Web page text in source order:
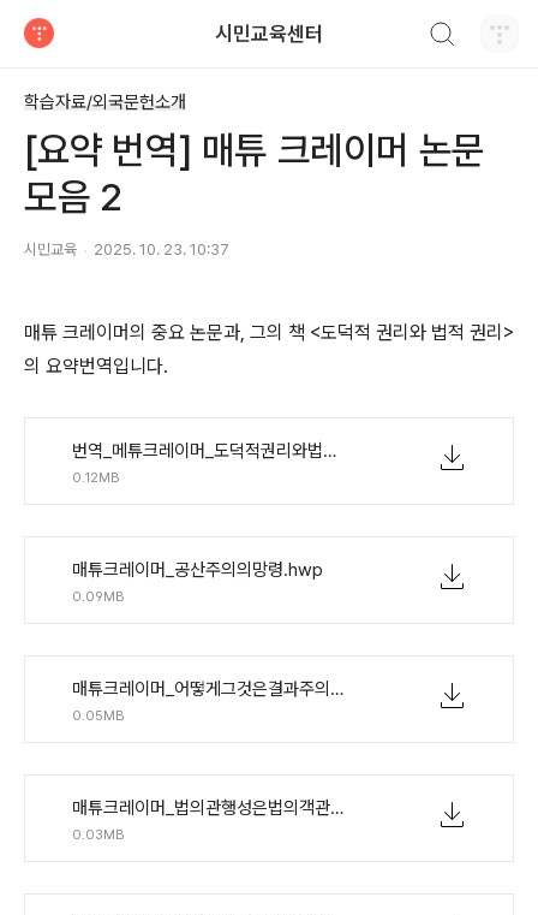
시민교육센터
학습자료/외국문헌소개
[요약 번역] 매튜 크레이머 논문
모음 2
시민교육 2025. 10. 23. 10:37
매튜 크레이머의 중요 논문과, 그의 책 <도덕적 권리와 법적 권리>
의 요약번역입니다.
번역_메튜크레이머_도덕적권리와법적권리.hwp
0.12MB
매튜크레이머_공산주의의망령.hwp
0.09MB
매튜크레이머_어떻게그것은결과주의에대한논박이아닌가.hwp
0.05MB
매튜크레이머_법의관행성은법의객관성과일관되는가.hwp
0.03MB